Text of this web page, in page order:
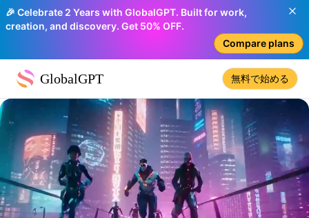
🎉 Celebrate 2 Years with GlobalGPT. Built for work,
creation, and discovery. Get 50% OFF.
Compare plans
GlobalGPT 無料で始める